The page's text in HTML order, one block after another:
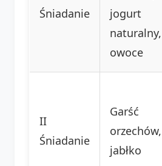
Śniadanie
jogurt
naturalny,
owoce
II
Śniadanie
Garść
orzechów,
jabłko